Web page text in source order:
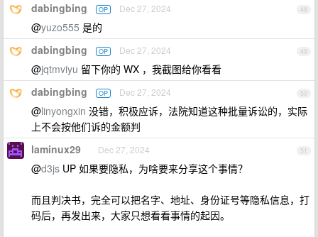
48
dabingbing OP Dec 27, 2024
@yuzo555 是的
49
dabingbing OP Dec 27, 2024
@jqtmviyu 留下你的 WX ，我截图给你看看
50
dabingbing OP Dec 27, 2024
@linyongxin 没错，积极应诉，法院知道这种批量诉讼的，实际
上不会按他们诉的金额判
51
laminux29 Dec 27, 2024
@d3js UP 如果要隐私，为啥要来分享这个事情？
而且判决书，完全可以把名字、地址、身份证号等隐私信息，打
码后，再发出来，大家只想看看事情的起因。